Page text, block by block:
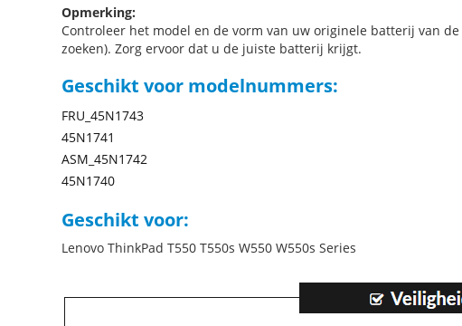
Opmerking:
Controleer het model en de vorm van uw originele batterij van
zoeken). Zorg ervoor dat u de juiste batterij krijgt.
Geschikt voor modelnummers:
FRU_45N1743
45N1741
ASM_45N1742
45N1740
Geschikt voor:
Lenovo ThinkPad T550 T550s W550 W550s Series